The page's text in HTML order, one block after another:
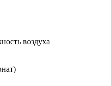
воздуха